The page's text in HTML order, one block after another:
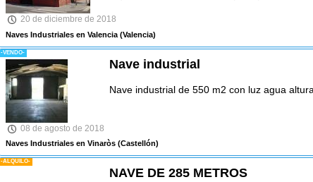
20 de diciembre de 2018
Naves Industriales en Valencia(Valencia)
-VENDO-
Nave industrial
Nave industrial de 550 m2 con luz agua
08 de agosto de 2018
Naves Industriales en Vinaròs(Castellón)
-ALQUILO-
NAVE DE 285 METROS